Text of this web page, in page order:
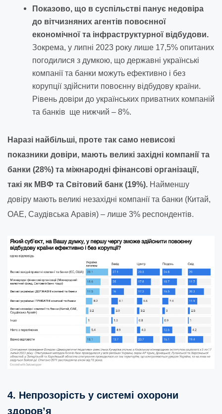
Показово, що в суспільстві панує недовіра
до вітчизняних агентів повоєнної
економічної та інфраструктурної відбудови.
Зокрема, у липні 2023 року лише 17,5% опитаних
погодилися з думкою, що державні українські
компанії та банки можуть ефективно і без
корупції здійснити повоєнну відбудову країни.
Рівень довіри до українських приватних компаній
та банків ще нижчий – 8%.
Наразі найбільші, проте так само невисокі
показники довіри, мають великі західні компанії та
банки (28%) та міжнародні фінансові організації,
такі як МВФ та Світовий банк (19%). Найменшу
довіру мають великі незахідні компанії та банки (Китай,
ОАЕ, Саудівська Аравія) – лише 3% респондентів.
4. Непрозорість у системі охорони
здоров’я